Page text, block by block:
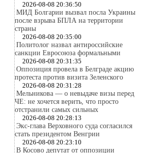
2026-08-08 20:36:50
МИД Болгарии вызвал посла Украины
после взрыва БПЛА на территории
страны
2026-08-08 20:35:00
Политолог назвал антироссийские
санкции Евросоюза формальными
2026-08-08 20:31:35
Оппозиция провела в Белграде акцию
протеста против визита Зеленского
2026-08-08 20:31:28
Мельникова — о невыдаче визы перед
ЧЕ: не хочется верить, что просто
отстранили самых сильных
2026-08-08 20:28:13
Экс-глава Верховного суда согласился
стать президентом Венгрии
2026-08-08 20:23:10
В Косово депутат от оппозиции